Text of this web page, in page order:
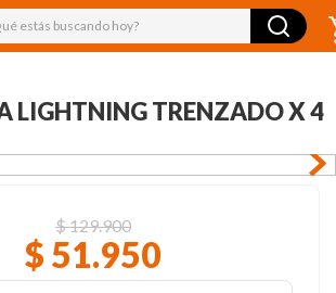
estás buscando hoy?
LIGHTNING TRENZADO X 4
$129.900
$ 51.950